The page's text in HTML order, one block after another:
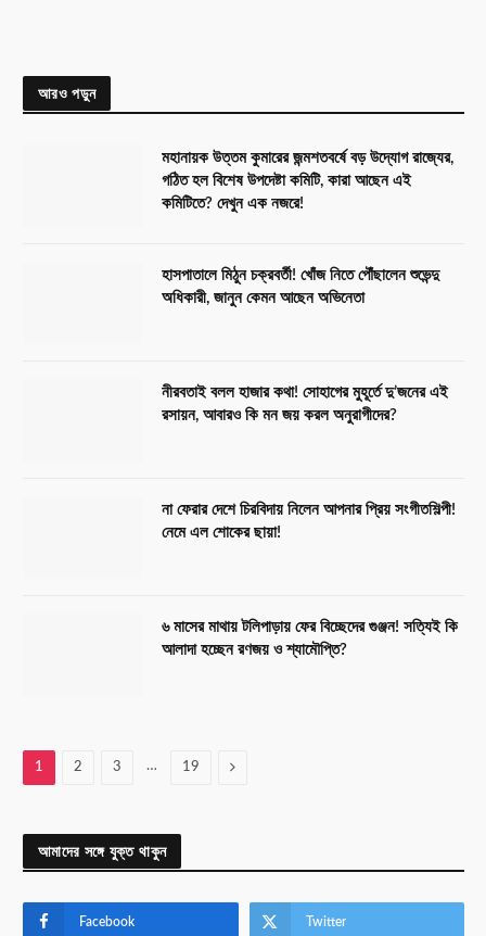
আরও পড়ুন
মহানায়ক উত্তম কুমারের জন্মশতবর্ষে বড় উদ্যোগ রাজ্যের,
গঠিত হল বিশেষ উপদেষ্টা কমিটি, কারা আছেন এই
কমিটিতে? দেখুন এক নজরে!
হাসপাতালে মিঠুন চক্রবর্তী! খোঁজ নিতে পৌঁছালেন শুভেন্দু
অধিকারী, জানুন কেমন আছেন অভিনেতা
নীরবতাই বলল হাজার কথা! সোহাগের মুহূর্তে দু’জনের এই
রসায়ন, আবারও কি মন জয় করল অনুরাগীদের?
না ফেরার দেশে চিরবিদায় নিলেন আপনার প্রিয় সংগীতশিল্পী!
নেমে এল শোকের ছায়া!
৬ মাসের মাথায় টলিপাড়ায় ফের বিচ্ছেদের গুঞ্জন! সত্যিই কি
আলাদা হচ্ছেন রণজয় ও শ্যামৌপ্তি?
1 2 3 … 19 Next
আমাদের সঙ্গে যুক্ত থাকুন
Facebook Twitter